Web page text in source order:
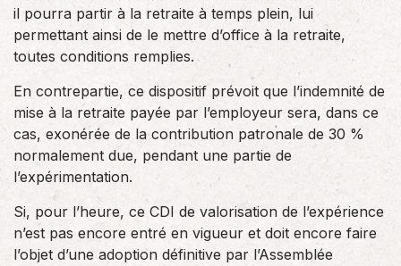
il pourra partir à la retraite à temps plein, lui
permettant ainsi de le mettre d’office à la retraite,
toutes conditions remplies.
En contrepartie, ce dispositif prévoit que l’indemnité de
mise à la retraite payée par l’employeur sera, dans ce
cas, exonérée de la contribution patronale de 30 %
normalement due, pendant une partie de
l’expérimentation.
Si, pour l’heure, ce CDI de valorisation de l’expérience
n’est pas encore entré en vigueur et doit encore faire
l’objet d’une adoption définitive par l’Assemblée